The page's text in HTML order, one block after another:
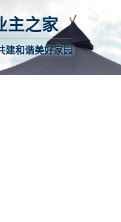
主之家
建和谐美好家园